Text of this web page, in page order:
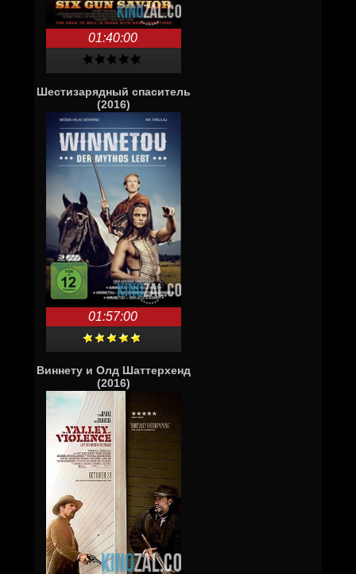
01:40:00
Шестизарядный спаситель
(2016)
01:57:00
Виннету и Олд Шаттерхенд
(2016)